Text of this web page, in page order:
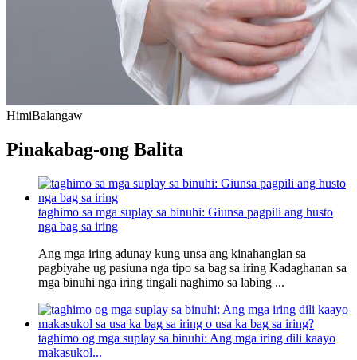
HimiBalangaw
Pinakabag-ong Balita
taghimo sa mga suplay sa binuhi: Giunsa pagpili ang husto
nga bag sa iring
Ang mga iring adunay kung unsa ang kinahanglan sa
pagbiyahe ug pasiuna nga tipo sa bag sa iring Kadaghanan sa
mga binuhi nga iring tingali naghimo sa labing ...
taghimo og mga suplay sa binuhi: Ang mga iring dili kaayo
makasukol...